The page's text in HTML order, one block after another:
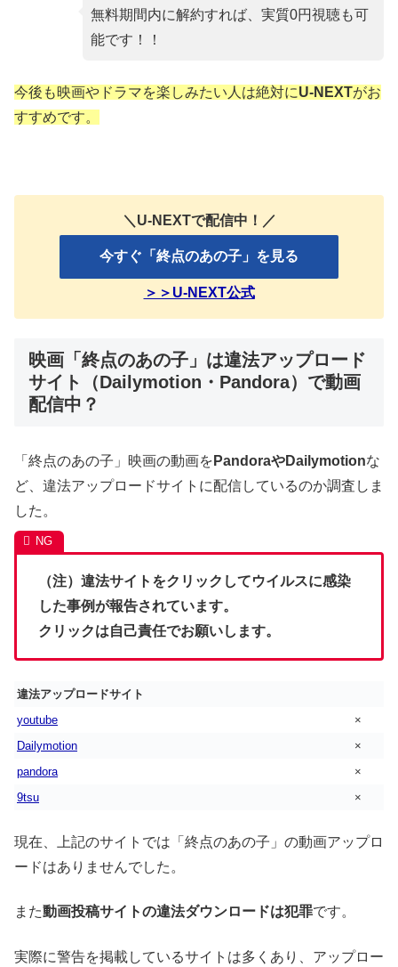
無料期間内に解約すれば、実質0円視聴も可
能です！！
今後も映画やドラマを楽しみたい人は絶対にU-NEXTがお
すすめです。
＼U-NEXTで配信中！／
今すぐ「終点のあの子」を見る
＞＞U-NEXT公式
映画「終点のあの子」は違法アップロード
サイト（Dailymotion・Pandora）で動画
配信中？
「終点のあの子」映画の動画を PandoraやDailymotionな
ど、違法アップロードサイトに配信しているのか調査しま
した。
（注）違法サイトをクリックしてウイルスに感染
した事例が報告されています。
クリックは自己責任でお願いします。
違法アップロードサイト
youtube
×
Dailymotion
×
pandora
×
9tsu
×
現在、上記のサイトでは「終点のあの子」の動画アップロ
ードはありませんでした。
また動画投稿サイトの違法ダウンロードは犯罪です。
実際に警告を掲載しているサイトは多くあり、アップロー